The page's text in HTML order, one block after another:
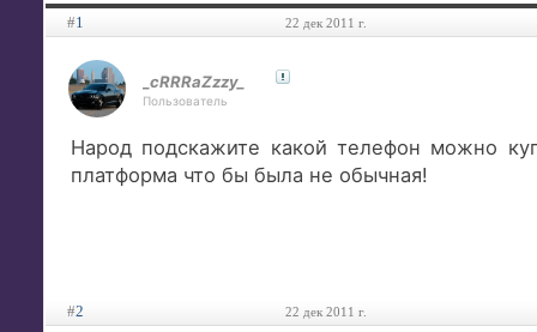
#1 22 дек 2011 г.
_cRRRaZzzy_
Пользователь
Народ подскажите какой телефон можно
платформа что бы была не обычная!
#2 22 дек 2011 г.